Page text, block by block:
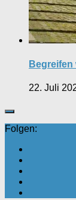
22. Juli
Folgen: